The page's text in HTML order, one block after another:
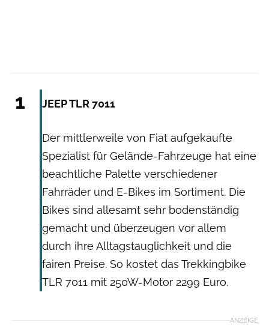
1 JEEP TLR 7011
Der mittlerweile von Fiat aufgekaufte
Spezialist für Gelände-Fahrzeuge hat eine
beachtliche Palette verschiedener
Fahrräder und E-Bikes im Sortiment. Die
Bikes sind allesamt sehr bodenständig
gemacht und überzeugen vor allem
durch ihre Alltagstauglichkeit und die
fairen Preise. So kostet das Trekkingbike
TLR 7011 mit 250W-Motor 2299 Euro.
ANZEIGE